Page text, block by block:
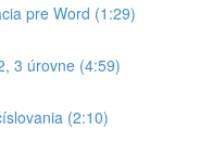
pre Word (1:29)
3 úrovne (4:59)
(2:10)